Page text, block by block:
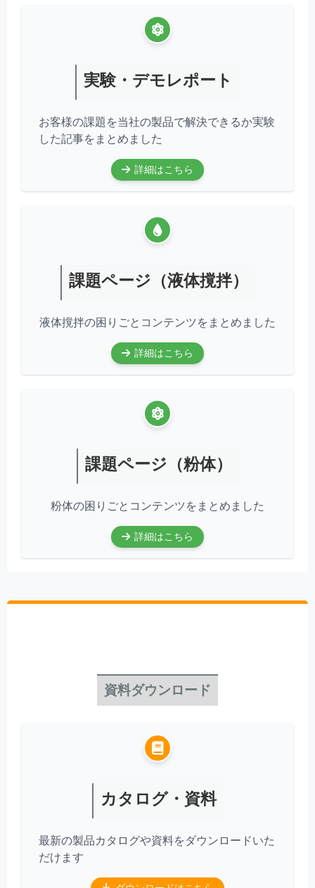
実験・デモレポート
お客様の課題を当社の製品で解決できるか実験
した記事をまとめました
詳細はこちら
課題ページ（液体撹拌）
液体撹拌の困りごとコンテンツをまとめました
詳細はこちら
課題ページ（粉体）
粉体の困りごとコンテンツをまとめました
詳細はこちら
資料ダウンロード
カタログ・資料
最新の製品カタログや資料をダウンロードいた
だけます